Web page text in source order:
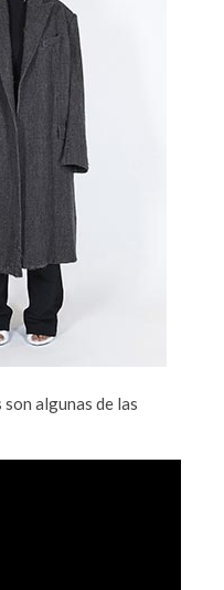
algunas de las